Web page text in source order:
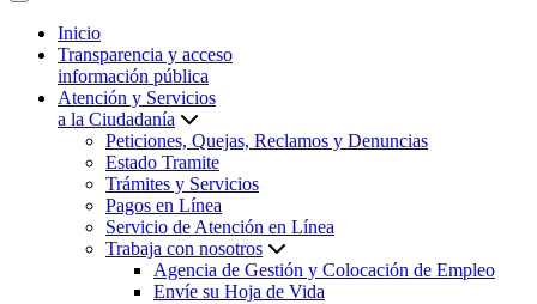
Inicio
Transparencia y acceso
información pública
Atención y Servicios
a la Ciudadanía
Peticiones, Quejas, Reclamos y Denuncias
Estado Tramite
Trámites y Servicios
Pagos en Línea
Servicio de Atención en Línea
Trabaja con nosotros
Agencia de Gestión y Colocación de Empleo
Envíe su Hoja de Vida